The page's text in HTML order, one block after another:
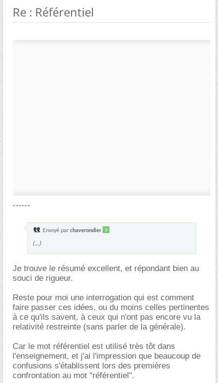
Re : Référentiel
------
Envoyé par chaverondier
(...)
Je trouve le résumé excellent, et répondant bien au
souci de rigueur.
Reste pour moi une interrogation qui est comment
faire passer ces idées, ou du moins celles pertinentes
à ce qu'ils savent, à ceux qui n'ont pas encore vu la
relativité restreinte (sans parler de la générale).
Car le mot référentiel est utilisé très tôt dans
l'enseignement, et j'ai l'impression que beaucoup de
confusions s'établissent lors des premières
confrontation au mot "référentiel".